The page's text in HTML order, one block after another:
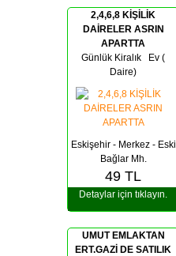
2,4,6,8 KİŞİLİK
DAİRELER ASRIN
APARTTA
Günlük Kiralık Ev (
Daire)
Eskişehir - Merkez - Eski
Bağlar Mh.
49 TL
Detaylar için tıklayın.
UMUT EMLAKTAN
ERT.GAZİ DE SATILIK